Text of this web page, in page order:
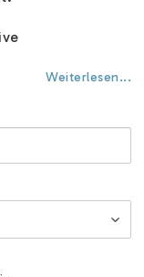
Weiterlesen...